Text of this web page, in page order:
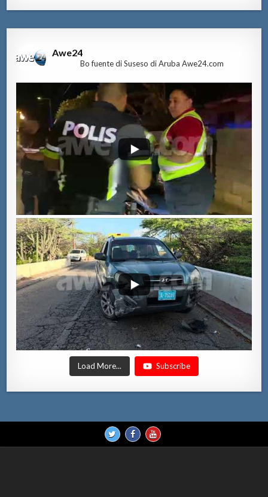
Awe24
Bo fuente di Suseso di Aruba Awe24.com
Load More... Subscribe